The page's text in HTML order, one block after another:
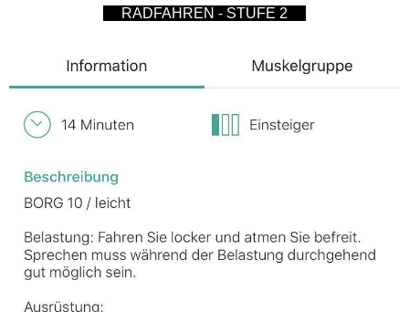
RADFAHREN - STUFE 2